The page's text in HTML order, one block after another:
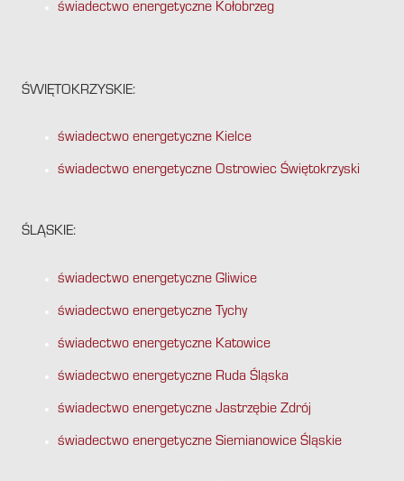
świadectwo energetyczne Kołobrzeg
ŚWIĘTOKRZYSKIE:
świadectwo energetyczne Kielce
świadectwo energetyczne Ostrowiec Świętokrzyski
ŚLĄSKIE:
świadectwo energetyczne Gliwice
świadectwo energetyczne Tychy
świadectwo energetyczne Katowice
świadectwo energetyczne Ruda Śląska
świadectwo energetyczne Jastrzębie Zdrój
świadectwo energetyczne Siemianowice Śląskie